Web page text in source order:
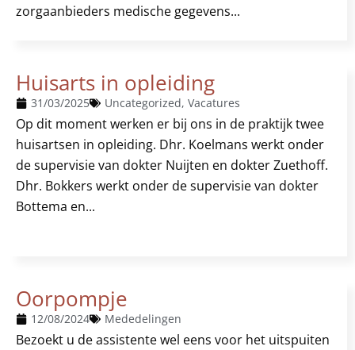
zorgaanbieders medische gegevens...
Huisarts in opleiding
31/03/2025 Uncategorized, Vacatures
Op dit moment werken er bij ons in de praktijk twee
huisartsen in opleiding. Dhr. Koelmans werkt onder
de supervisie van dokter Nuijten en dokter Zuethoff.
Dhr. Bokkers werkt onder de supervisie van dokter
Bottema en...
Oorpompje
12/08/2024 Mededelingen
Bezoekt u de assistente wel eens voor het uitspuiten